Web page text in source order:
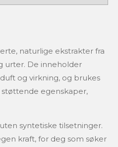
M
S
i
g
naturlige ekstrakter fra
urter. De inneholder
og virkning, og brukes
egenskaper,
syntetiske tilsetninger.
kraft, for deg som søker